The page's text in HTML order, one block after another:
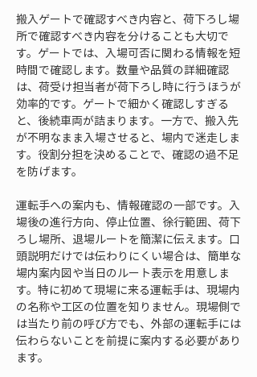
搬入ゲートで確認すべき内容と、荷下ろし場
所で確認すべき内容を分けることも大切で
す。ゲートでは、入場可否に関わる情報を短
時間で確認します。数量や品質の詳細確認
は、荷受け担当者が荷下ろし時に行うほうが
効率的です。ゲートで細かく確認しすぎる
と、後続車両が詰まります。一方で、搬入先
が不明なまま入場させると、場内で迷走しま
す。役割分担を決めることで、確認の過不足
を防げます。
運転手への案内も、情報確認の一部です。入
場後の進行方向、停止位置、徐行範囲、荷下
ろし場所、退場ルートを簡潔に伝えます。口
頭説明だけでは伝わりにくい場合は、簡単な
場内案内図や当日のルート表示を用意しま
す。特に初めて現場に来る運転手は、現場内
の名称や工区の位置を知りません。現場側で
は当たり前の呼び方でも、外部の運転手には
伝わらないことを前提に案内する必要があり
ます。